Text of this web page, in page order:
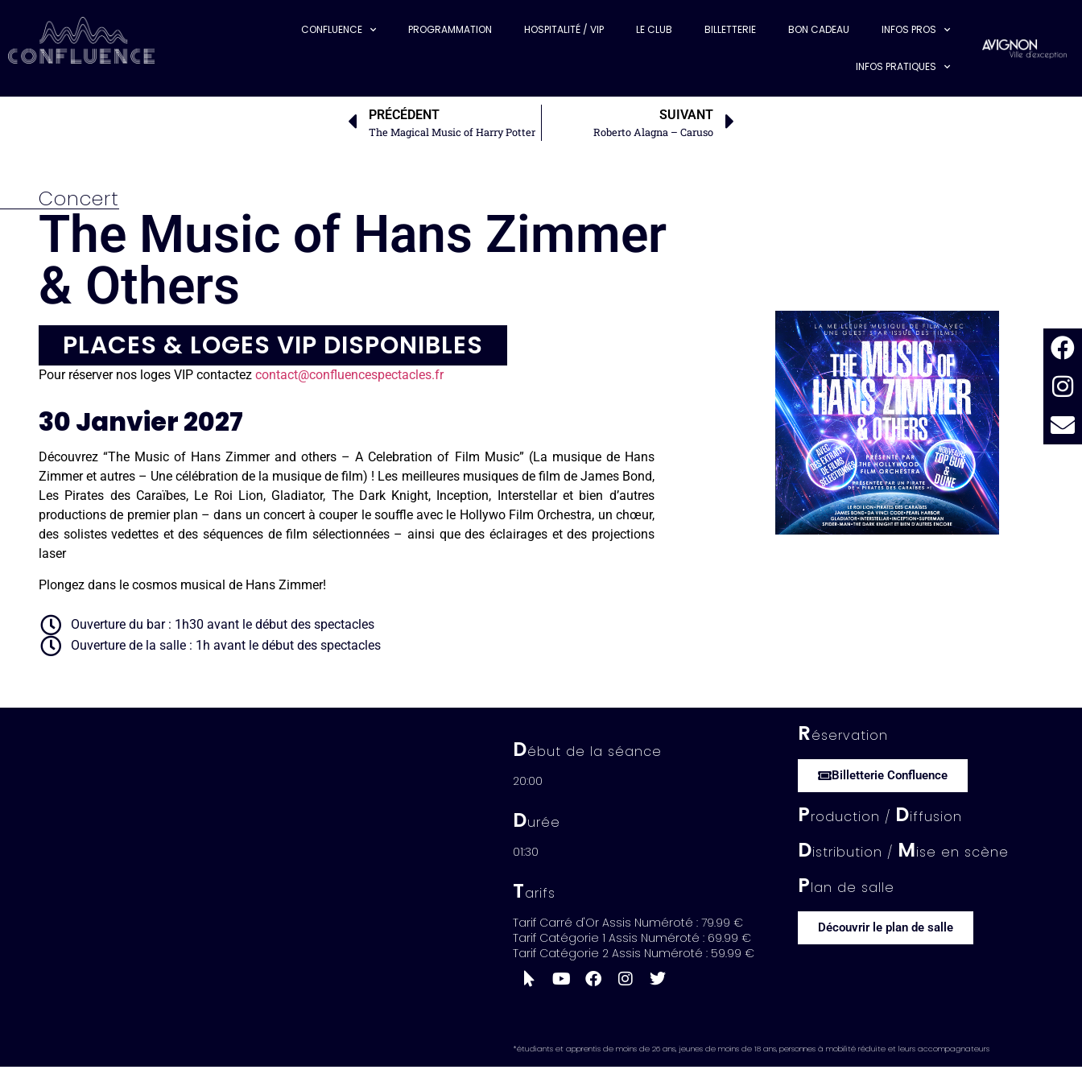
CONFLUENCE PROGRAMMATION HOSPITALITÉ / VIP LE CLUB BILLETTERIE BON CADEAU INFOS PROS
INFOS PRATIQUES
PRÉCÉDENT
The Magical Music of Harry Potter
SUIVANT
Roberto Alagna – Caruso
Concert
The Music of Hans Zimmer
& Others
PLACES & LOGES VIP DISPONIBLES
Pour réserver nos loges VIP contactez contact@confluencespectacles.fr
30 Janvier 2027
Découvrez “The Music of Hans Zimmer and others – A Celebration of Film Music” (La musique de Hans
Zimmer et autres – Une célébration de la musique de film) ! Les meilleures musiques de film de James Bond,
Les Pirates des Caraïbes, Le Roi Lion, Gladiator, The Dark Knight, Inception, Interstellar et bien d’autres
productions de premier plan – dans un concert à couper le souffle avec le Hollywo Film Orchestra, un chœur,
des solistes vedettes et des séquences de film sélectionnées – ainsi que des éclairages et des projections
laser
Plongez dans le cosmos musical de Hans Zimmer!
Ouverture du bar : 1h30 avant le début des spectacles
Ouverture de la salle : 1h avant le début des spectacles
Début de la séance
20:00
Durée
01:30
Tarifs
Tarif Carré d'Or Assis Numéroté : 79.99 €
Tarif Catégorie 1 Assis Numéroté : 69.99 €
Tarif Catégorie 2 Assis Numéroté : 59.99 €
Réservation
Billetterie Confluence
Production / Diffusion
Distribution / Mise en scène
Plan de salle
Découvrir le plan de salle
*étudiants et apprentis de moins de 26 ans, jeunes de moins de 18 ans, personnes à mobilité réduite et leurs accompagnateurs